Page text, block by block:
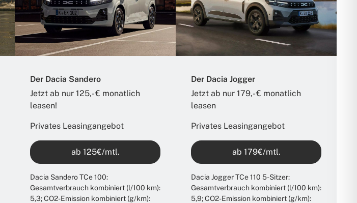
Der Dacia Sandero
Jetzt ab nur 125,- € monatlich
leasen!​
Privates Leasingangebot
ab 125€/mtl.
Dacia Sandero TCe 100:
Gesamtverbrauch kombiniert (l/100 km):
5,3; CO2-Emission kombiniert (g/km):
Der Dacia Jogger
Jetzt ab nur 179,- € monatlich
leasen​
Privates Leasingangebot
ab 179€/mtl.
Dacia Jogger TCe 110 5-Sitzer:
Gesamtverbrauch kombiniert (l/100 km):
5,9; CO2-Emission kombiniert (g/km):